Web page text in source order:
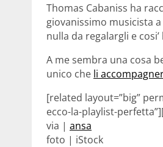
Thomas Cabaniss ha
giovanissimo musicista
nulla da regalargli e
A me sembra una cosa
unico che li
[related layout=”big”
ecco-la-playlist-
via | ansa
foto | iStock